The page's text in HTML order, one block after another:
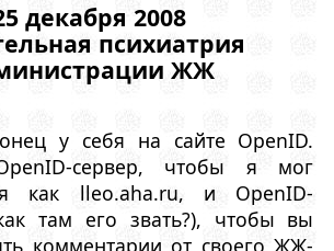
декабря 2008
психиатрия
ЖЖ
у себя на сайте OpenID.
сервер, чтобы я мог
как lleo.aha.ru, и OpenID-
там его звать?), чтобы вы
комментарии от своего ЖЖ-